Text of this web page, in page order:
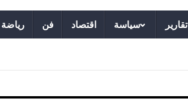
تقارير سياسة اقتصاد فن رياضة